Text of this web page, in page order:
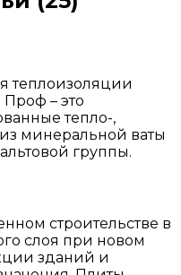
теплоизоляции
– это
тепло-,
минеральной ваты
группы.
строительстве в
слоя при новом
зданий и